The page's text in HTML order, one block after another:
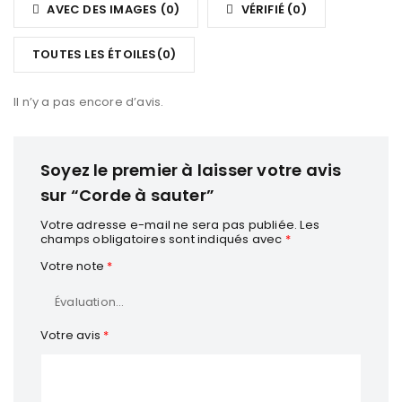
🥊 POURQUOI UTILISER LA CORDE À SAUTER EN
SPORT DE COMBAT ?
Lacorde à sauter est un outil complet qui fait partie
intégrante de la préparation physique des boxeurs depuis
VMA (Vitesse Maximale Aérobie)
agilité et la coordination
jeu de jambes
sur
5
AVEC DES IMAGES (0) VÉRIFIÉ (0)
TOUTES LES ÉTOILES(0)
Il n’y a pas encore d’avis.
Soyez le premier à laisser votre avis
sur “Corde à sauter”
Votre adresse e-mail ne sera pas publiée. Les
champs obligatoires sont indiqués avec *
Votre note *
Votre avis *